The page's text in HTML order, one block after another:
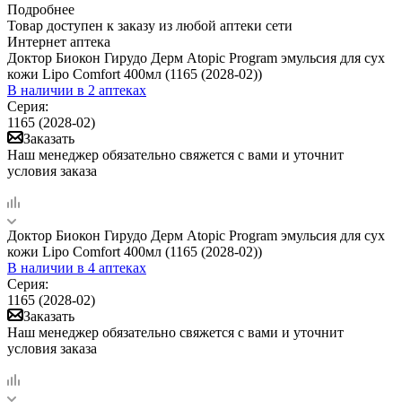
Подробнее
Товар доступен к заказу из любой аптеки сети
Интернет аптека
Доктор Биокон Гирудо Дерм Atopic Program эмульсия для сух
кожи Lipo Comfort 400мл (1165 (2028-02))
В наличии в 2 аптеках
Серия:
1165 (2028-02)
Заказать
Наш менеджер обязательно свяжется с вами и уточнит
условия заказа
Доктор Биокон Гирудо Дерм Atopic Program эмульсия для сух
кожи Lipo Comfort 400мл (1165 (2028-02))
В наличии в 4 аптеках
Серия:
1165 (2028-02)
Заказать
Наш менеджер обязательно свяжется с вами и уточнит
условия заказа